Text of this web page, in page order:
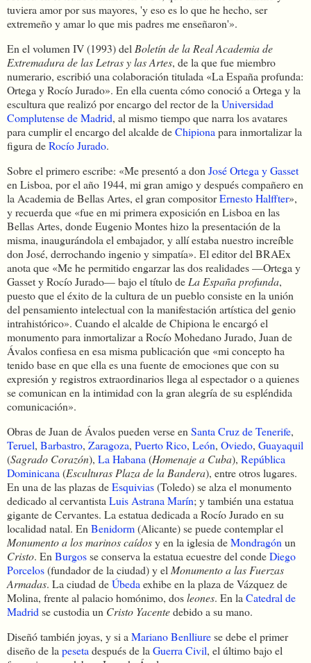
tuviera amor por sus mayores, 'y eso es lo que he hecho, ser
extremeño y amar lo que mis padres me enseñaron'».
En el volumen IV (1993) del Boletín de la Real Academia de
Extremadura de las Letras y las Artes, de la que fue miembro
numerario, escribió una colaboración titulada «La España profunda:
Ortega y Rocío Jurado». En ella cuenta cómo conoció a Ortega y la
escultura que realizó por encargo del rector de la Universidad
Complutense de Madrid, al mismo tiempo que narra los avatares
para cumplir el encargo del alcalde deChipiona para inmortalizar la
figura deRocío Jurado.
Sobre el primero escribe: «Me presentó a don José Ortega y Gasset
en Lisboa, por el año 1944, mi gran amigo y después compañero en
la Academia de Bellas Artes, el gran compositorErnesto Halffter»,
y recuerda que «fue en mi primera exposición en Lisboa en las
Bellas Artes, donde Eugenio Montes hizo la presentación de la
misma, inaugurándola el embajador, y allí estaba nuestro increíble
don José, derrochando ingenio y simpatía». El editor del BRAEx
anota que «Me he permitido engarzar las dos realidades —Ortega y
Gasset y Rocío Jurado— bajo el título de La España profunda,
puesto que el éxito de la cultura de un pueblo consiste en la unión
del pensamiento intelectual con la manifestación artística del genio
intrahistórico». Cuando el alcalde de Chipiona le encargó el
monumento para inmortalizar a Rocío Mohedano Jurado, Juan de
Ávalos confiesa en esa misma publicación que «mi concepto ha
tenido base en que ella es una fuente de emociones que con su
expresión y registros extraordinarios llega al espectador o a quienes
se comunican en la intimidad con la gran alegría de su espléndida
comunicación».
Obras de Juan de Ávalos pueden verse en Santa Cruz de Tenerife,
Teruel, Barbastro, Zaragoza, Puerto Rico, León, Oviedo, Guayaquil
(Sagrado Corazón), La Habana (Homenaje a Cuba), República
Dominicana (Esculturas Plaza de la Bandera), entre otros lugares.
En una de las plazas deEsquivias(Toledo) se alza el monumento
dedicado al cervantista Luis Astrana Marín; y también una estatua
gigante de Cervantes. La estatua dedicada a Rocío Jurado en su
localidad natal. En Benidorm(Alicante) se puede contemplar el
Monumento a los marinos caídosy en la iglesia deMondragón un
Cristo. En Burgosse conserva la estatua ecuestre del condeDiego
Porcelos(fundador de la ciudad) y el Monumento a las Fuerzas
Armadas. La ciudad deÚbeda exhibe en la plaza de Vázquez de
Molina, frente al palacio homónimo, dosleones. En la Catedral de
Madrid se custodia un Cristo Yacentedebido a su mano.
Diseñó también joyas, y si a Mariano Benlliurese debe el primer
diseño de la peseta después de la Guerra Civil, el último bajo el